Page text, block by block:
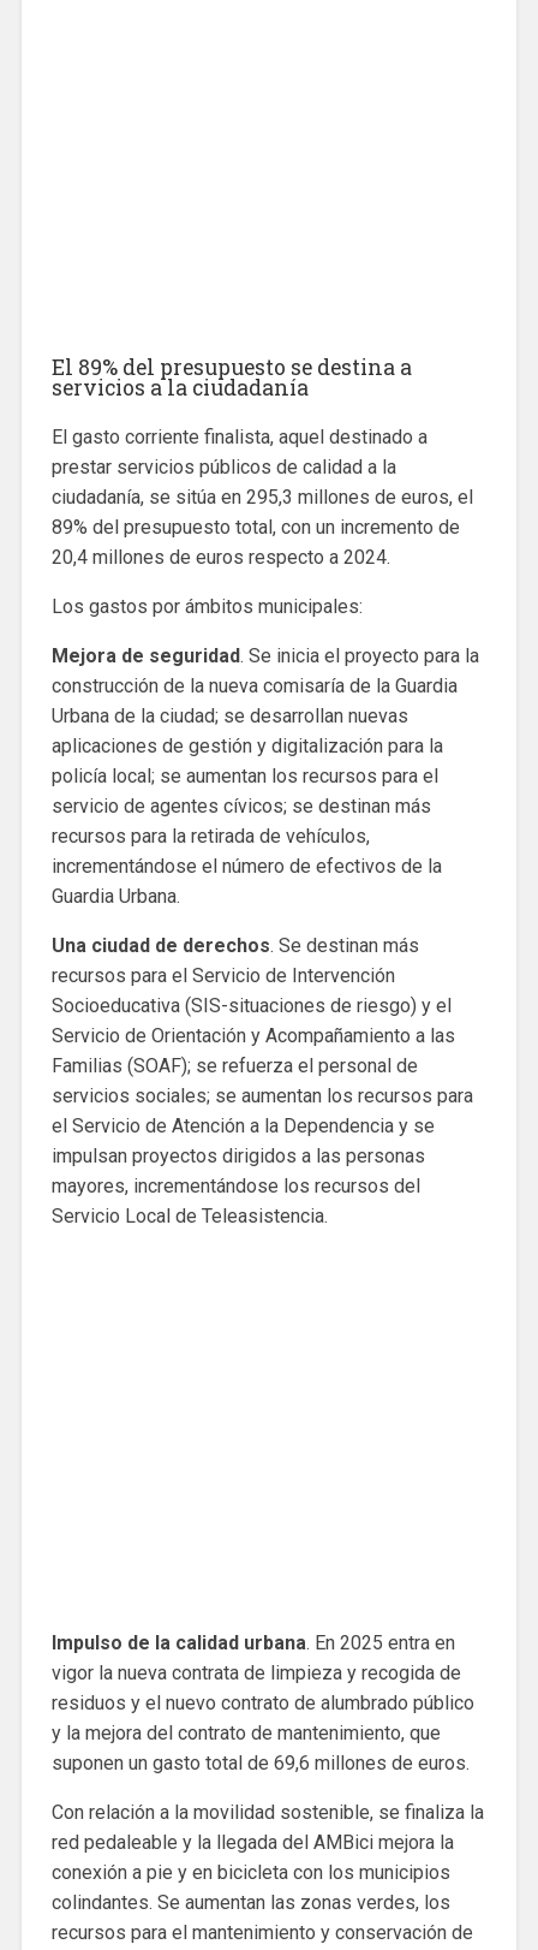
El 89% del presupuesto se destina a
servicios a la ciudadanía
El gasto corriente finalista, aquel destinado a
prestar servicios públicos de calidad a la
ciudadanía, se sitúa en 295,3 millones de euros, el
89% del presupuesto total, con un incremento de
20,4 millones de euros respecto a 2024.
Los gastos por ámbitos municipales:
Mejora de seguridad. Se inicia el proyecto para la
construcción de la nueva comisaría de la Guardia
Urbana de la ciudad; se desarrollan nuevas
aplicaciones de gestión y digitalización para la
policía local; se aumentan los recursos para el
servicio de agentes cívicos; se destinan más
recursos para la retirada de vehículos,
incrementándose el número de efectivos de la
Guardia Urbana.
Una ciudad de derechos. Se destinan más
recursos para el Servicio de Intervención
Socioeducativa (SIS-situaciones de riesgo) y el
Servicio de Orientación y Acompañamiento a las
Familias (SOAF); se refuerza el personal de
servicios sociales; se aumentan los recursos para
el Servicio de Atención a la Dependencia y se
impulsan proyectos dirigidos a las personas
mayores, incrementándose los recursos del
Servicio Local de Teleasistencia.
Impulso de la calidad urbana. En 2025 entra en
vigor la nueva contrata de limpieza y recogida de
residuos y el nuevo contrato de alumbrado público
y la mejora del contrato de mantenimiento, que
suponen un gasto total de 69,6 millones de euros.
Con relación a la movilidad sostenible, se finaliza la
red pedaleable y la llegada del AMBici mejora la
conexión a pie y en bicicleta con los municipios
colindantes. Se aumentan las zonas verdes, los
recursos para el mantenimiento y conservación de